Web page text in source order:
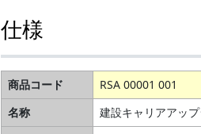
仕様
商品コード
RSA 00001 001
名称
建設キャリアアッ